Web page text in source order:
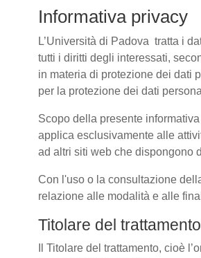
Informativa privacy
L’Università di Padova tratta i
tutti i diritti degli interessati,
in materia di protezione dei dati
per la protezione dei dati
Scopo della presente
applica esclusivamente alle
ad altri siti web che dispongono
Con l'uso o la consultazione
relazione alle modalità e alle
Titolare del trattamento
Il Titolare del trattamento, cioè